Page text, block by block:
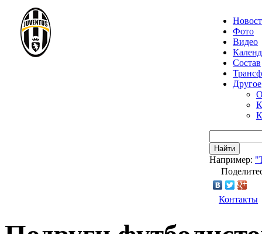
Фото
Видео
Состав
Другое
Найти
Например:
Контакты